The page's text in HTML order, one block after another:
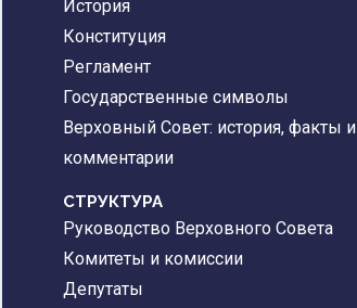
История
Конституция
Регламент
Государственные символы
Верховный Совет: история, факты и
комментарии
CТРУКТУРА
Руководство Верховного Совета
Комитеты и комиссии
Депутаты